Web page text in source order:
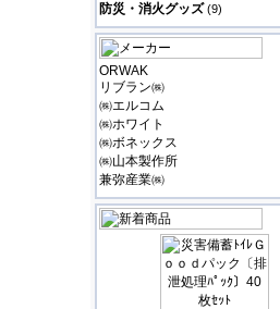
防災・消火グッズ(9)
ORWAK
リブラン㈱
㈱エルコム
㈱ホワイト
㈱ボネックス
㈱山本製作所
兼弥産業㈱